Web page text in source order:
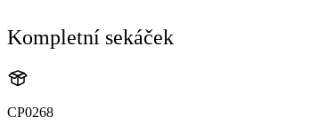
Kompletní sekáček
CP0268